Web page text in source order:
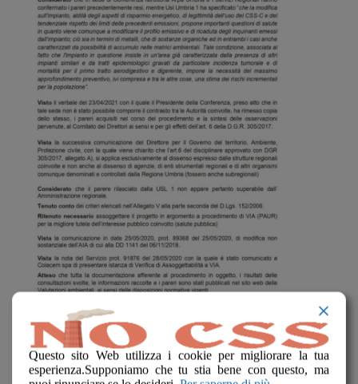
Questo sito Web utilizza i cookie per migliorare la tua
esperienza.Supponiamo che tu stia bene con questo, ma